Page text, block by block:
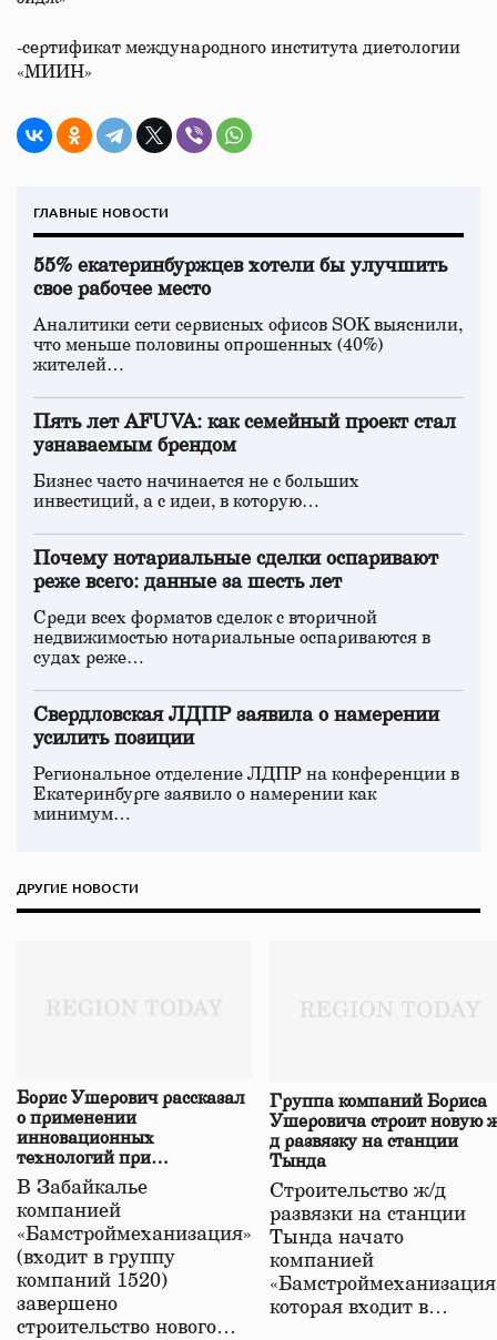
-сертификат международного института диетологии
«МИИН»
ГЛАВНЫЕ НОВОСТИ
55% екатеринбуржцев хотели бы улучшить
свое рабочее место
Аналитики сети сервисных офисов SOK выяснили,
что меньше половины опрошенных (40%)
жителей…
Пять лет AFUVA: как семейный проект стал
узнаваемым брендом
Бизнес часто начинается не с больших
инвестиций, а с идеи, в которую…
Почему нотариальные сделки оспаривают
реже всего: данные за шесть лет
Среди всех форматов сделок с вторичной
недвижимостью нотариальные оспариваются в
судах реже…
Свердловская ЛДПР заявила о намерении
усилить позиции
Региональное отделение ЛДПР на конференции в
Екатеринбурге заявило о намерении как
минимум…
ДРУГИЕ НОВОСТИ
Борис Ушерович рассказал
о применении
инновационных
технологий при
строительстве нового моста
в Забайкалье
В Забайкалье
компанией
«Бамстроймеханизация»
(входит в группу
компаний 1520)
завершено
строительство нового…
Группа компаний Бориса
Ушеровича строит новую
д развязку на станции
Тында
Строительство ж/д
развязки на станции
Тында начато
компанией
которая входит в…